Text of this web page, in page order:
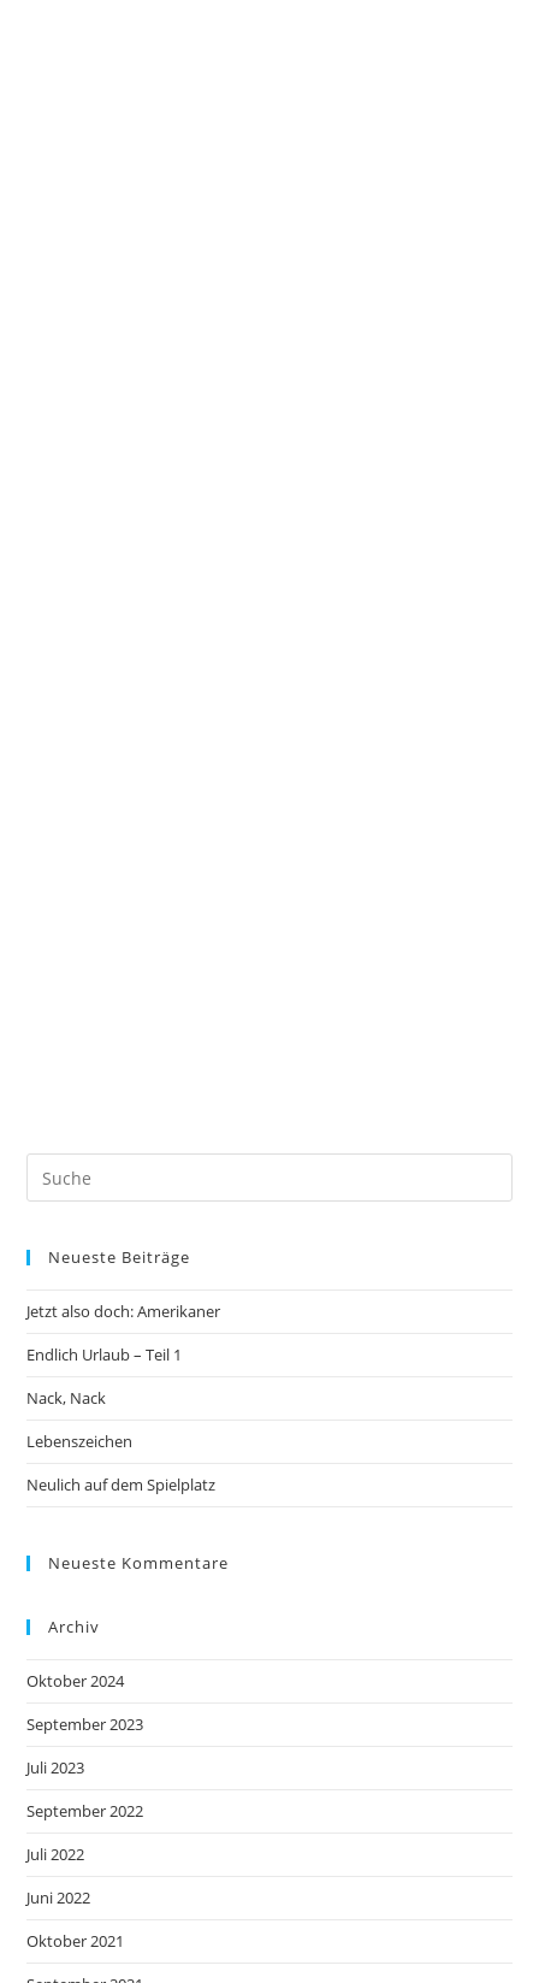
Neueste Beiträge
Jetzt also doch: Amerikaner
Endlich Urlaub – Teil 1
Nack, Nack
Lebenszeichen
Neulich auf dem Spielplatz
Neueste Kommentare
Archiv
Oktober 2024
September 2023
Juli 2023
September 2022
Juli 2022
Juni 2022
Oktober 2021